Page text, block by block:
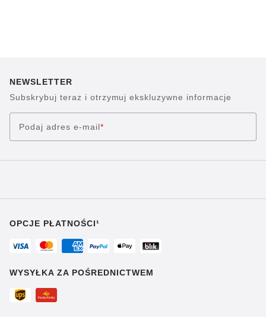
NEWSLETTER
Subskrybuj teraz i otrzymuj ekskluzywne informacje
Podaj adres e-mail*
OPCJE PŁATNOŚCI¹
WYSYŁKA ZA POŚREDNICTWEM